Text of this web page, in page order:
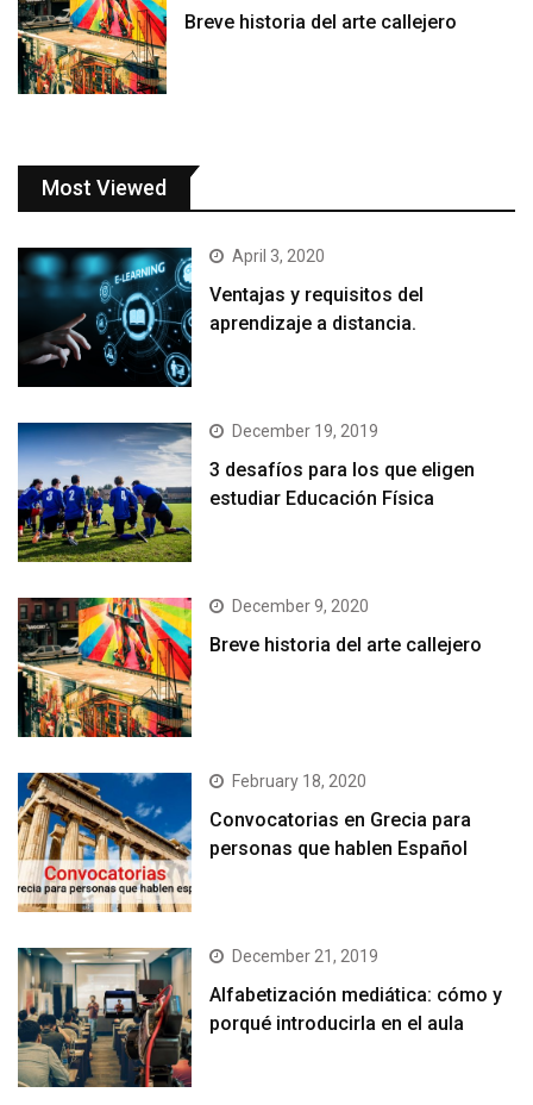
Breve historia del arte callejero
Most Viewed
April 3, 2020
Ventajas y requisitos del
aprendizaje a distancia.
December 19, 2019
3 desafíos para los que eligen
estudiar Educación Física
December 9, 2020
Breve historia del arte callejero
February 18, 2020
Convocatorias en Grecia para
personas que hablen Español
December 21, 2019
Alfabetización mediática: cómo y
porqué introducirla en el aula